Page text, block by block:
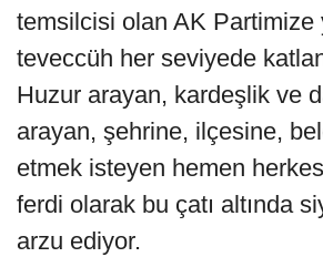
temsilcisi olan AK Partimize
teveccüh her seviyede
Huzur arayan, kardeşlik ve
arayan, şehrine, ilçesine,
etmek isteyen hemen
ferdi olarak bu çatı altında
arzu ediyor.